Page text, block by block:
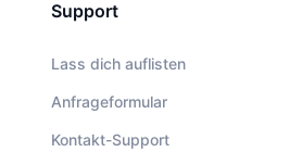
Support
Lass dich auflisten
Anfrageformular
Kontakt-Support